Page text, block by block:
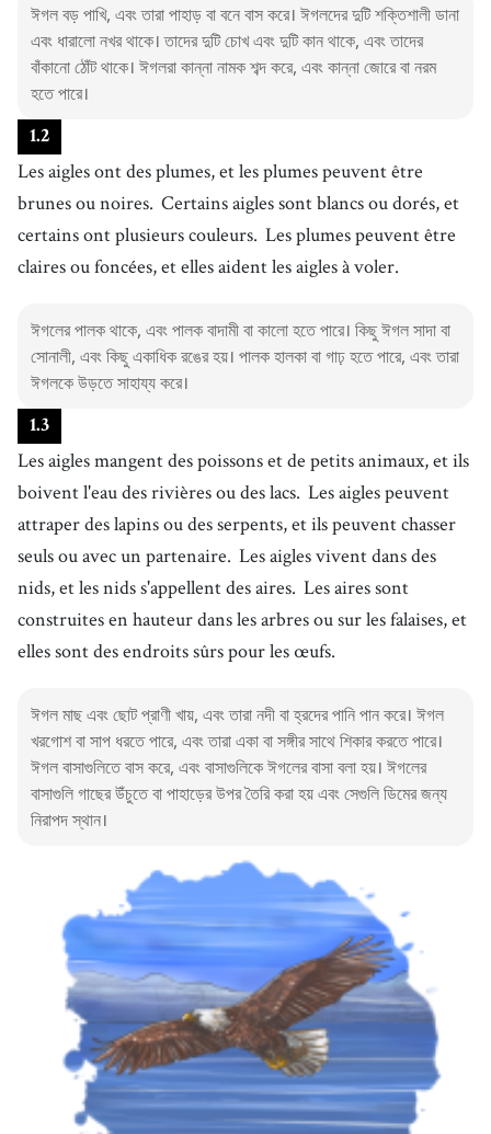
ঈগল বড় পাখি, এবং তারা পাহাড় বা বনে বাস করে। ঈগলদের দুটি শক্তিশালী ডানা
এবং ধারালো নখর থাকে। তাদের দুটি চোখ এবং দুটি কান থাকে, এবং তাদের
বাঁকানো ঠোঁট থাকে। ঈগলরা কান্না নামক শব্দ করে, এবং কান্না জোরে বা নরম
হতে পারে।
1.2
Les aigles ont des plumes, et les plumes peuvent être
brunes ou noires. Certains aigles sont blancs ou dorés, et
certains ont plusieurs couleurs. Les plumes peuvent être
claires ou foncées, et elles aident les aigles à voler.
ঈগলের পালক থাকে, এবং পালক বাদামী বা কালো হতে পারে। কিছু ঈগল সাদা বা
সোনালী, এবং কিছু একাধিক রঙের হয়। পালক হালকা বা গাঢ় হতে পারে, এবং তারা
ঈগলকে উড়তে সাহায্য করে।
1.3
Les aigles mangent des poissons et de petits animaux, et ils
boivent l'eau des rivières ou des lacs. Les aigles peuvent
attraper des lapins ou des serpents, et ils peuvent chasser
seuls ou avec un partenaire. Les aigles vivent dans des
nids, et les nids s'appellent des aires. Les aires sont
construites en hauteur dans les arbres ou sur les falaises, et
elles sont des endroits sûrs pour les œufs.
ঈগল মাছ এবং ছোট প্রাণী খায়, এবং তারা নদী বা হ্রদের পানি পান করে। ঈগল
খরগোশ বা সাপ ধরতে পারে, এবং তারা একা বা সঙ্গীর সাথে শিকার করতে পারে।
ঈগল বাসাগুলিতে বাস করে, এবং বাসাগুলিকে ঈগলের বাসা বলা হয়। ঈগলের
বাসাগুলি গাছের উঁচুতে বা পাহাড়ের উপর তৈরি করা হয় এবং সেগুলি ডিমের জন্য
নিরাপদ স্থান।